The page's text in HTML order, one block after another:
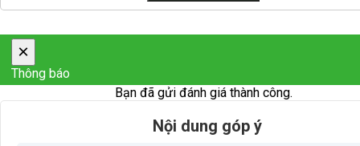
×
Thông báo
Bạn đã gửi đánh giá thành công.
Nội dung góp ý